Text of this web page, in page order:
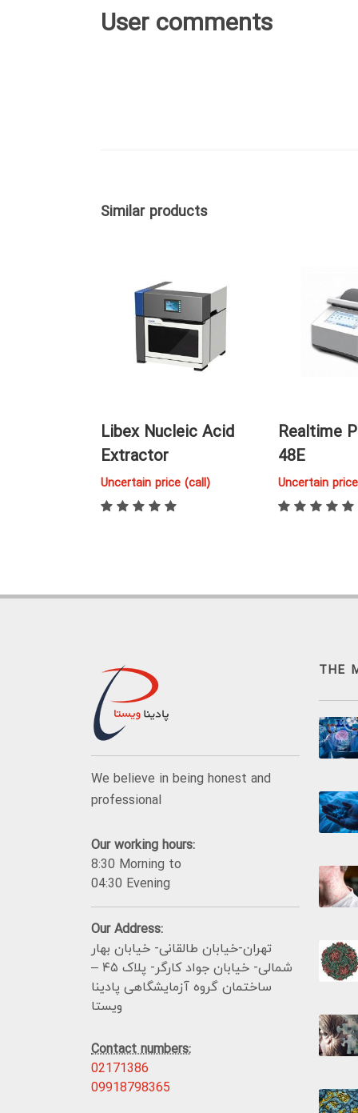
User comments
Similar products
Libex Nucleic Acid
Extractor
Uncertain price (call)
Realtime
48E
Uncertain
We believe in being honest and
professional
Our working hours:
8:30 Morning to
04:30 Evening
Our Address:
تهران-خیابان طالقانی- خیابان بهار
شمالی- خیابان جواد کارگر- پلاک ۴۵ –
ساختمان گروه آزمایشگاهی پادینا
ویستا
Contact numbers:
02171386
09918798365
THE